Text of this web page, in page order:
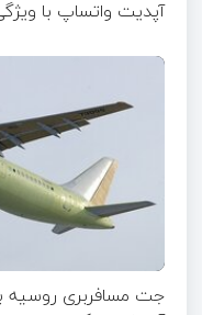
آپدیت‌ واتساپ با
جت مسافربری روسیه